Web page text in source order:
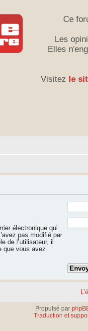
Ce
Les
Elles
Visitez le
électronique qui
pas modifié par
de l’utilisateur, il
que vous avez
Propulsé par
Traduction et